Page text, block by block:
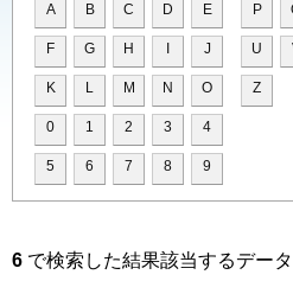
A B C D E
F G H J
K L M N O
P
U
Z
0 1 2 3 4
5 6 7 8 9
6 で検索した結果該当するデー